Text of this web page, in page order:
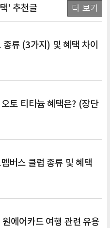
' 추천글 더 보기
종류 (3가지) 및 혜택 차이
토 티타늄 혜택은? (장단
버스 클럽 종류 및 혜택
원에어카드 여행 관련 유용